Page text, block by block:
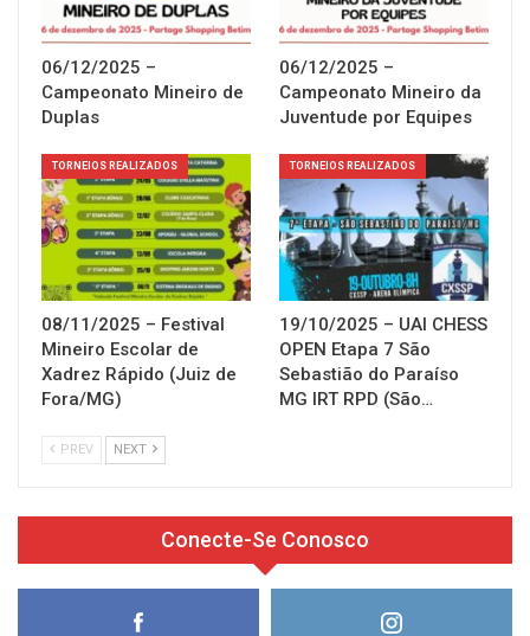
06/12/2025 –
Campeonato Mineiro de
Duplas
06/12/2025 –
Campeonato Mineiro da
Juventude por Equipes
TORNEIOS REALIZADOS
08/11/2025 – Festival
Mineiro Escolar de
Xadrez Rápido (Juiz de
Fora/MG)
TORNEIOS REALIZADOS
19/10/2025 – UAI CHESS
OPEN Etapa 7 São
Sebastião do Paraíso
MG IRT RPD (São…
PREV NEXT
Conecte-Se Conosco